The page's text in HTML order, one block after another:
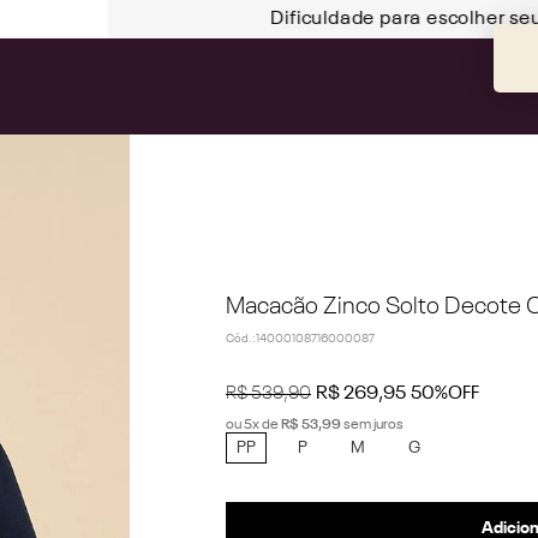
Dificuldade para escolher
Macacão Zinco Solto Decote
Cód. :14000108716000087
R$ 539,90 R$269,95 50%OFF
ou5x de R$ 53,99sem juros
PP P M G